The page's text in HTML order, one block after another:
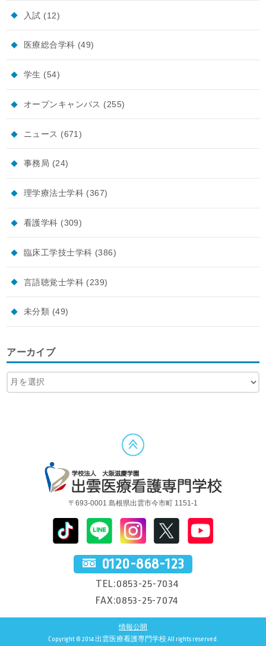
入試 (12)
医療総合学科 (49)
学生 (54)
オープンキャンパス (255)
ニュース (671)
事務局 (24)
理学療法士学科 (367)
看護学科 (309)
臨床工学技士学科 (386)
言語聴覚士学科 (239)
未分類 (49)
アーカイブ
〒693-0001 島根県出雲市今市町 1151-1
0120-868-123
TEL:0853-25-7034
FAX:0853-25-7074
情報公開
Copyright © 2014 出雲医療看護専門学校 All rights reserved.